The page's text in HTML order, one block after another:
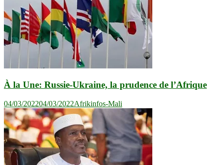
À la Une: Russie-Ukraine, la prudence de l’Afrique
04/03/202204/03/2022Afrikinfos-Mali